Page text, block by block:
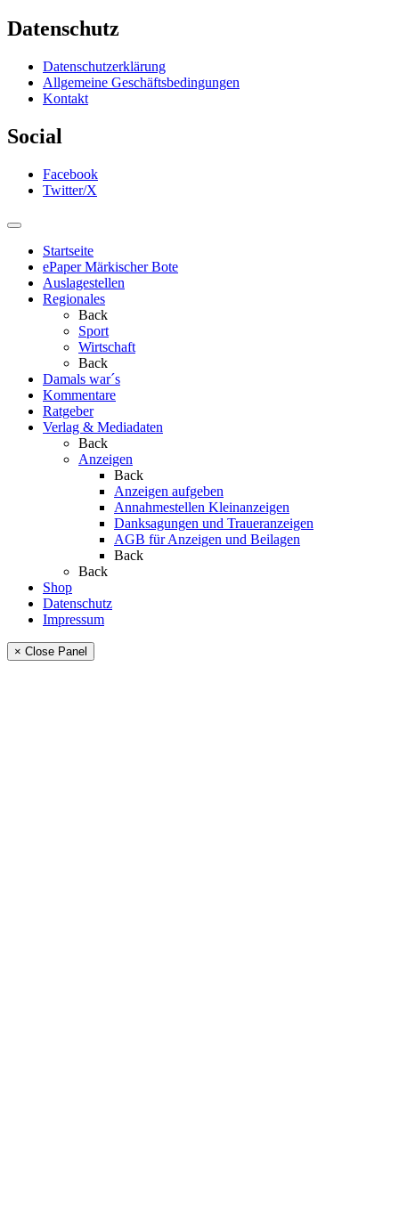
Datenschutz
Datenschutzerklärung
Allgemeine Geschäftsbedingungen
Kontakt
Social
Facebook
Twitter/X
Startseite
ePaper Märkischer Bote
Auslagestellen
Regionales
Back
Sport
Wirtschaft
Back
Damals war´s
Kommentare
Ratgeber
Verlag & Mediadaten
Back
Anzeigen
Back
Anzeigen aufgeben
Annahmestellen Kleinanzeigen
Danksagungen und Traueranzeigen
AGB für Anzeigen und Beilagen
Back
Back
Shop
Datenschutz
Impressum
× Close Panel